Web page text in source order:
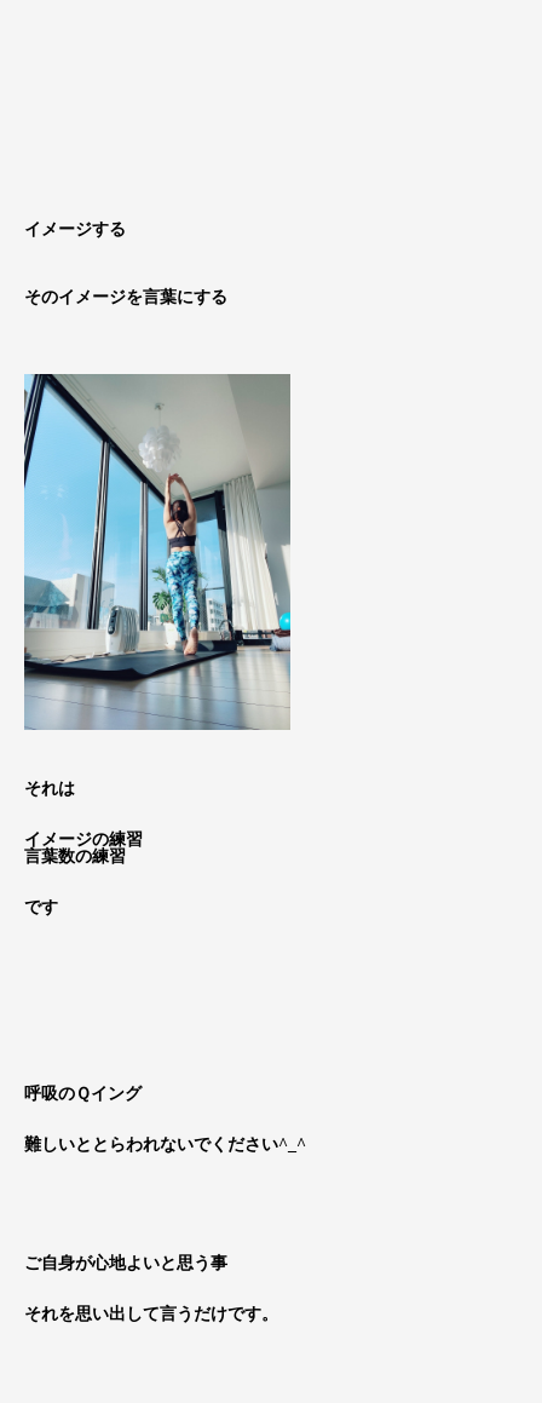
イメージする
そのイメージを言葉にする
それは
イメージの練習
言葉数の練習
です
呼吸のＱイング
難しいととらわれないでください^_^
ご自身が心地よいと思う事
それを思い出して言うだけです。